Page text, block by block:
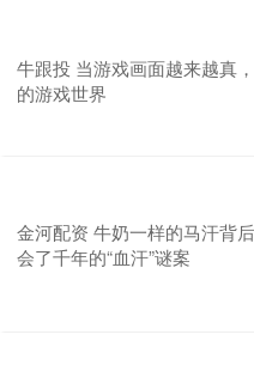
牛跟投 当游戏画面越来越真
的游戏世界
金河配资 牛奶一样的马汗背
会了千年的“血汗”谜案